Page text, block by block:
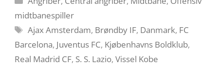
midtbanespiller
Tags
Ajax Amsterdam, Brøndby IF, Danmark, FC
Barcelona, Juventus FC, Kjøbenhavns Boldklub,
Real Madrid CF, S. S. Lazio, Vissel Kobe